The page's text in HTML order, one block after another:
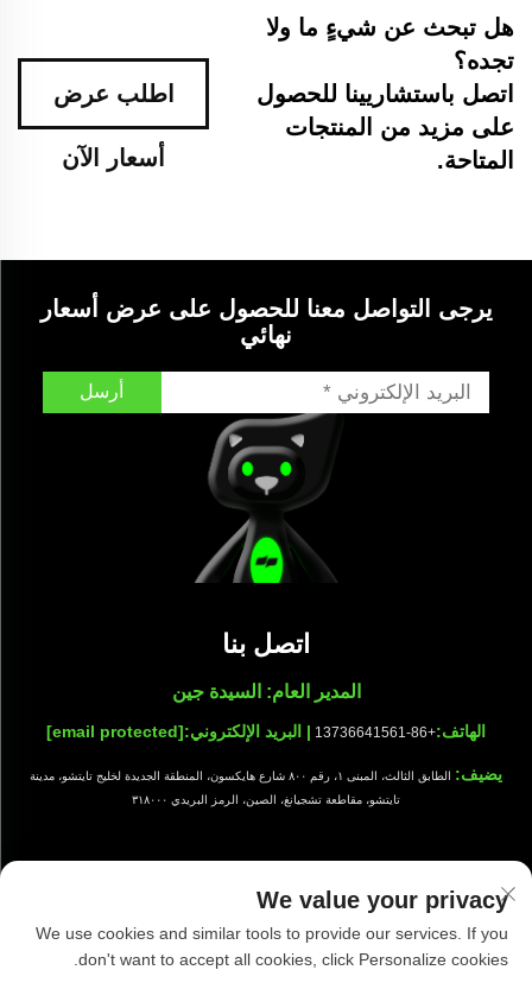
هل تبحث عن شيءٍ ما ولا
تجده؟
اتصل باستشاريينا للحصول
على مزيد من المنتجات
المتاحة.
اطلب عرض
أسعار الآن
يرجى التواصل معنا للحصول على عرض أسعار
نهائي
أرسل
اتصل بنا
المدير العام: السيدة جين
الهاتف:+86-13736641561 | البريد الإلكتروني:[email protected]
يضيف:
الطابق الثالث، المبنى ١، رقم ٨٠٠ شارع هايكسون، المنطقة الجديدة لخليج تايتشو، مدينة
تايتشو، مقاطعة تشجيانغ، الصين، الرمز البريدي ٣١٨٠٠٠
جميع الحقوق محفوظة © شركة تايزهو شيوانج للتجهيزات النظيفة المحدودة |
سياسة الخصوصية
We value your privacy
We use cookies and similar tools to provide our services. If you
don't want to accept all cookies, click Personalize cookies.